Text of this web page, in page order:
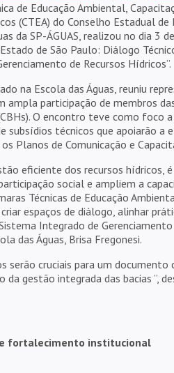
de Educação Ambiental,
(CTEA) do Conselho Estadual
da SP-ÁGUAS, realizou no dia 3
de São Paulo: Diálogo
de Recursos Hídricos”.
na Escola das Águas, reuniu
ampla participação de membros
O encontro teve como foco
subsídios técnicos que apoiarão
Planos de Comunicação e
eficiente dos recursos hídricos,
social e ampliem a
Técnicas de Educação
espaços de diálogo, alinhar
Integrado de
das Águas, Brisa Fregonesi.
serão cruciais para um
gestão integrada das bacias ”,
fortalecimento institucional